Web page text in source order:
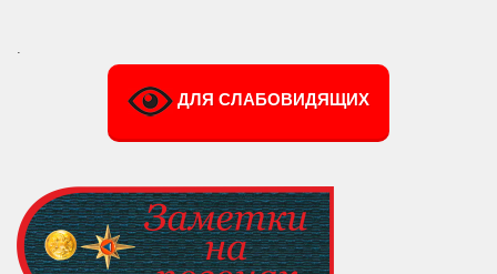
ДЛЯ СЛАБОВИДЯЩИХ